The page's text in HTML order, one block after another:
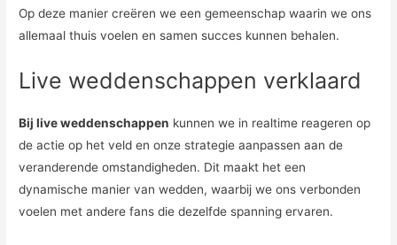
Op deze manier creëren we een gemeenschap waarin we ons
allemaal thuis voelen en samen succes kunnen behalen.
Live weddenschappen verklaard
Bij live weddenschappen kunnen we in realtime reageren op
de actie op het veld en onze strategie aanpassen aan de
veranderende omstandigheden. Dit maakt het een
dynamische manier van wedden, waarbij we ons verbonden
voelen met andere fans die dezelfde spanning ervaren.